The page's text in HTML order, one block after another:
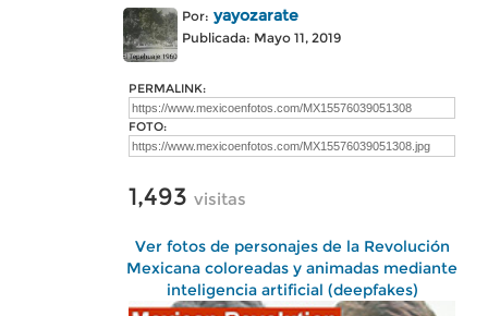
Por: yayozarate
Publicada: Mayo 11, 2019
PERMALINK:
FOTO:
1,493 visitas
Ver fotos de personajes de la Revolución
Mexicana coloreadas y animadas mediante
inteligencia artificial (deepfakes)